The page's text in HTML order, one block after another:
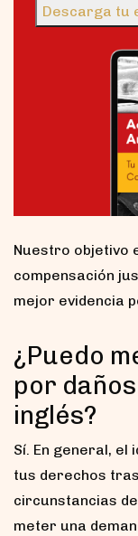
Descarga tu
Nuestro objetivo
compensación
mejor evidencia
¿Puedo
por
inglés?
Sí. En general,
tus derechos
circunstancias
meter una